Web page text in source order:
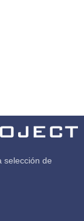
selección de